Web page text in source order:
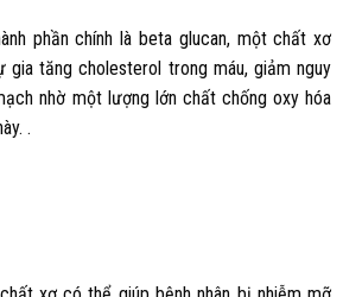
phần chính là beta glucan, một chất xơ
gia tăng cholesterol trong máu, giảm nguy
nhờ một lượng lớn chất chống oxy hóa
.